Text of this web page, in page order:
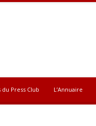
du Press Club L’Annuaire